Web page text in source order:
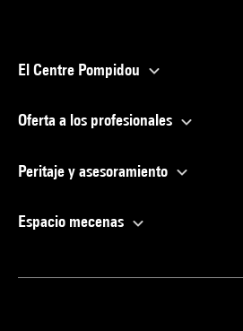
El Centre Pompidou
Oferta a los profesionales
Peritaje y asesoramiento
Espacio mecenas